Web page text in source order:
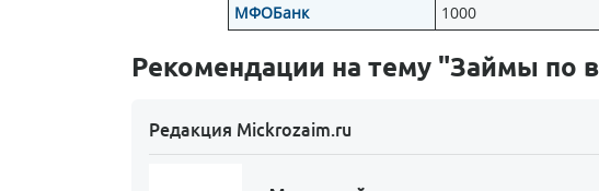
МФОБанк
1000
Рекомендации на тему "Займы по
Редакция Mickrozaim.ru